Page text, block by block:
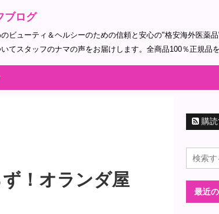
ブログ
ビューティ＆ヘルシーのための信頼と安心の"格安海外医薬
てスタッフのナマの声をお届けします。全商品100％正規品
！オランダ屋
購
最近